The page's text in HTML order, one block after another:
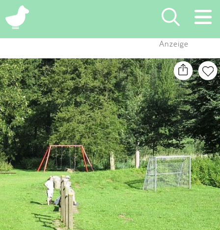
×
Suchen
Eintragen
App
Blog
Partner
Kontakt
Impressum
Anzeige